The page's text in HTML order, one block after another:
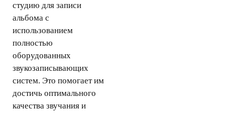
студию для записи
альбома с
использованием
полностью
оборудованных
звукозаписывающих
систем. Это помогает им
достичь оптимального
качества звучания и